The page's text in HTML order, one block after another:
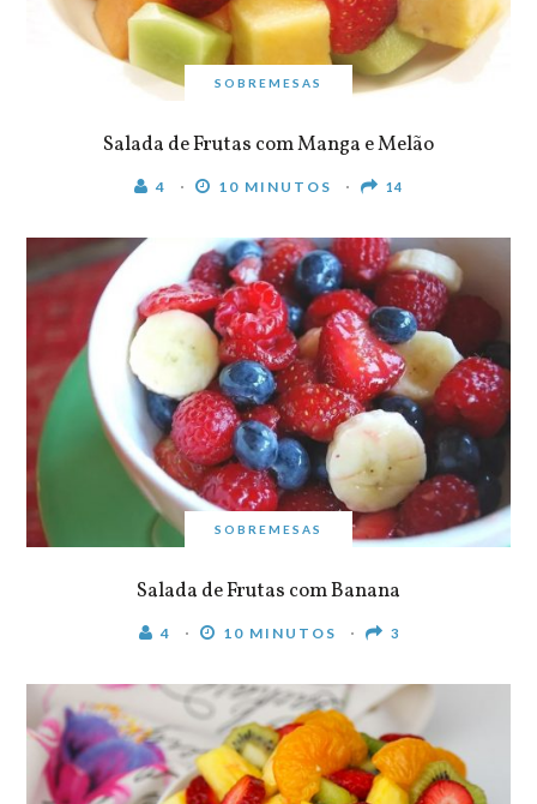
SOBREMESAS
Salada de Frutas com Manga e Melão
4 10 MINUTOS 14
SOBREMESAS
Salada de Frutas com Banana
4 10 MINUTOS 3